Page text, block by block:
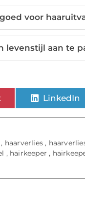
voor
levenstijl aan te
LinkedIn
, haarverlies,
, hairkeeper ,